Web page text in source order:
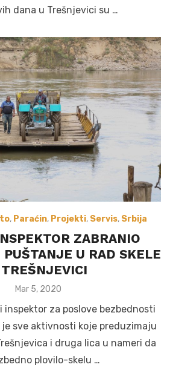
dana u Trešnjevici su …
, Paraćin, Projekti, Servis, Srbija
ZABRANIO
PUŠTANJE U RAD SKELE
Posted
Mar 5, 2020
inspektor za poslove bezbednosti
sve aktivnosti koje preduzimaju
i druga lica u nameri da
plovilo-skelu …